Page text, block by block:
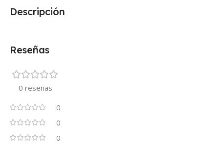
Descripción
Reseñas
0 reseñas
0
0
0